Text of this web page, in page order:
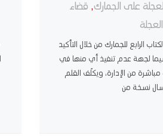
على الجمارك, قضاء
العجلة
الرابع للجمارك من خلال التأكيد
سيما لجهة عدم تنفيذ أي منها في
مباشرة من الإدارة، ويكلّف القلم
نسخة من